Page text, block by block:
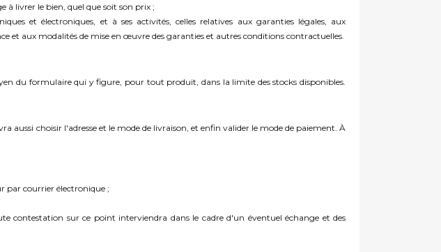
à livrer le bien, quel que soit son prix ;
et électroniques, et à ses activités, celles relatives aux garanties légales, aux
et aux modalités de mise en œuvre des garanties et autres conditions contractuelles.
du formulaire qui y figure, pour tout produit, dans la limite des stocks disponibles.
aussi choisir l'adresse et le mode de livraison, et enfin valider le mode de paiement. À
par courrier électronique ;
contestation sur ce point interviendra dans le cadre d'un éventuel échange et des